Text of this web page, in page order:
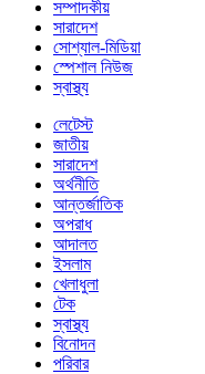
সম্পাদকীয়
সারাদেশ
সোশ্যাল-মিডিয়া
স্পেশাল নিউজ
স্বাস্থ্য
লেটেস্ট
জাতীয়
সারাদেশ
অর্থনীতি
আন্তর্জাতিক
অপরাধ
আদালত
ইসলাম
খেলাধুলা
টেক
স্বাস্থ্য
বিনোদন
পরিবার